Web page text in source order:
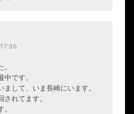
です。
まして、いま長崎にいます。
れてます。